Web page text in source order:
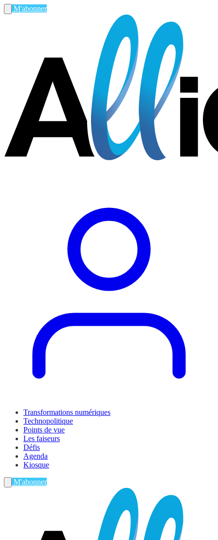
M'abonner
Transformations numériques
Technopolitique
Points de vue
Les faiseurs
Défis
Agenda
Kiosque
M'abonner